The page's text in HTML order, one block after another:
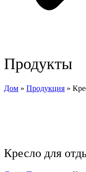
Продукты
Дом » Продукция »
Кресло для